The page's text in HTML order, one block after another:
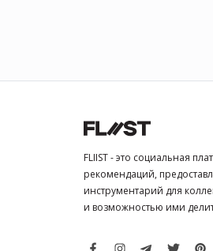
FLIIST - это социальная
рекомендаций,
инструментарий для
и возможностью ими